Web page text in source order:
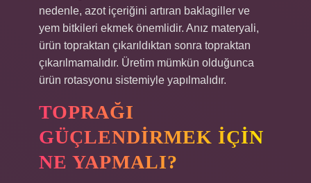
nedenle, azot içeriğini artıran baklagiller ve
yem bitkileri ekmek önemlidir. Anız materyali,
ürün topraktan çıkarıldıktan sonra topraktan
çıkarılmamalıdır. Üretim mümkün olduğunca
ürün rotasyonu sistemiyle yapılmalıdır.
TOPRAĞI
GÜÇLENDIRMEK IÇIN
NE YAPMALI?